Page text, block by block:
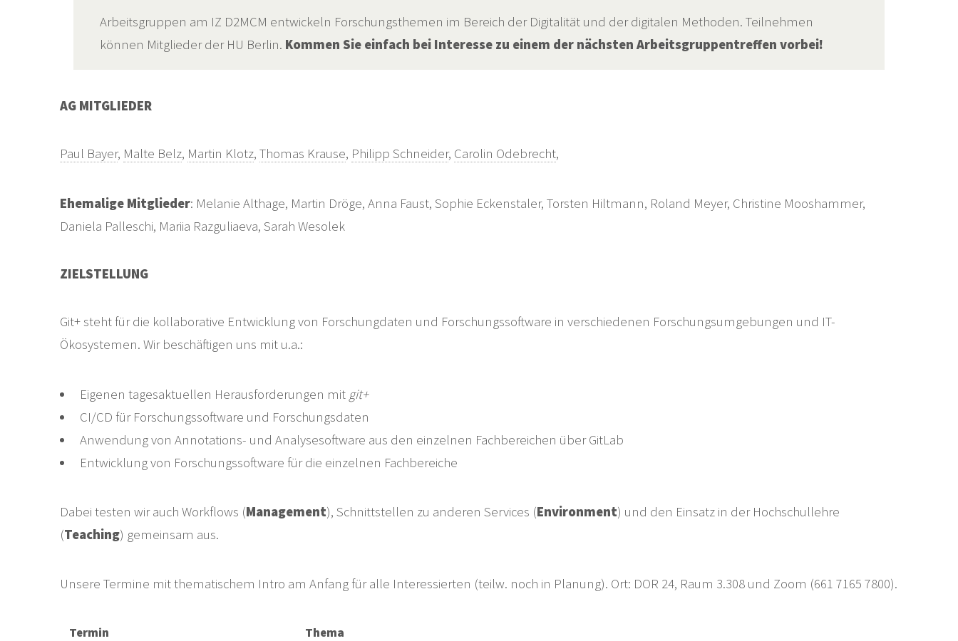
Arbeitsgruppen am IZ D2MCM entwickeln Forschungsthemen im Bereich der Digitalität und der digitalen Methoden. Teilnehmen
können Mitglieder der HU Berlin. Kommen Sie einfach bei Interesse zu einem der nächsten Arbeitsgruppentreffen vorbei!
AG MITGLIEDER
Paul Bayer, Malte Belz, Martin Klotz, Thomas Krause, Philipp Schneider, Carolin Odebrecht,
Ehemalige Mitglieder: Melanie Althage, Martin Dröge, Anna Faust, Sophie Eckenstaler, Torsten Hiltmann, Roland Meyer, Christine Mooshammer,
Daniela Palleschi, Mariia Razguliaeva, Sarah Wesolek
ZIELSTELLUNG
Git+ steht für die kollaborative Entwicklung von Forschungdaten und Forschungssoftware in verschiedenen Forschungsumgebungen und IT-
Ökosystemen. Wir beschäftigen uns mit u.a.:
Eigenen tagesaktuellen Herausforderungen mit git+
CI/CD für Forschungssoftware und Forschungsdaten
Anwendung von Annotations- und Analysesoftware aus den einzelnen Fachbereichen über GitLab
Entwicklung von Forschungssoftware für die einzelnen Fachbereiche
Dabei testen wir auch Workflows (Management), Schnittstellen zu anderen Services (Environment) und den Einsatz in der Hochschullehre
(Teaching) gemeinsam aus.
Unsere Termine mit thematischem Intro am Anfang für alle Interessierten (teilw. noch in Planung). Ort: DOR 24, Raum 3.308 und Zoom (661 7165 7800).
Termin Thema